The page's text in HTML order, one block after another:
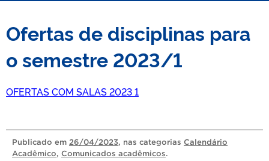
TELEFONES
Ofertas de disciplinas para
o semestre 2023/1
OFERTAS COM SALAS 2023 1
Publicado em 26/04/2023, nas categorias Calendário
Acadêmico, Comunicados acadêmicos.